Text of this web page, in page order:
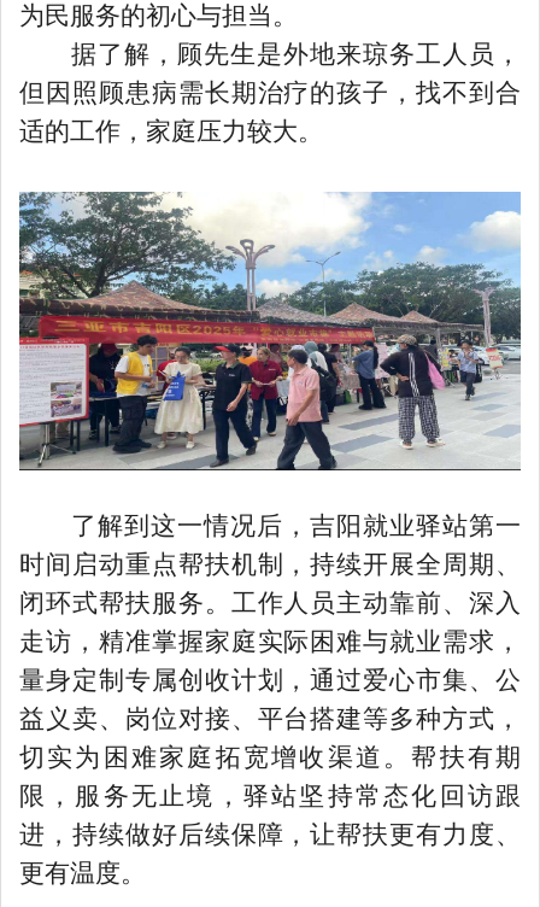
为民服务的初心与担当。
据了解，顾先生是外地来琼务工人员，
但因照顾患病需长期治疗的孩子，找不到合
适的工作，家庭压力较大。
了解到这一情况后，吉阳就业驿站第一
时间启动重点帮扶机制，持续开展全周期、
闭环式帮扶服务。工作人员主动靠前、深入
走访，精准掌握家庭实际困难与就业需求，
量身定制专属创收计划，通过爱心市集、公
益义卖、岗位对接、平台搭建等多种方式，
切实为困难家庭拓宽增收渠道。帮扶有期
限，服务无止境，驿站坚持常态化回访跟
进，持续做好后续保障，让帮扶更有力度、
更有温度。